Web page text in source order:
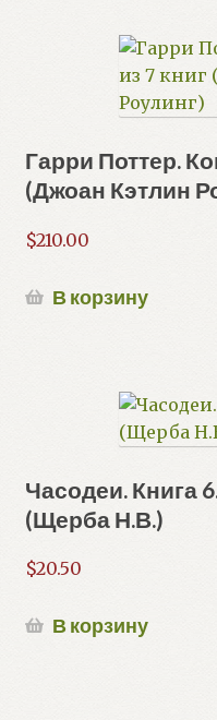
Гарри Поттер.
(Джоан Кэтлин
$210.00
В корзину
Часодеи. Книга
(Щерба Н.В.)
$20.50
В корзину